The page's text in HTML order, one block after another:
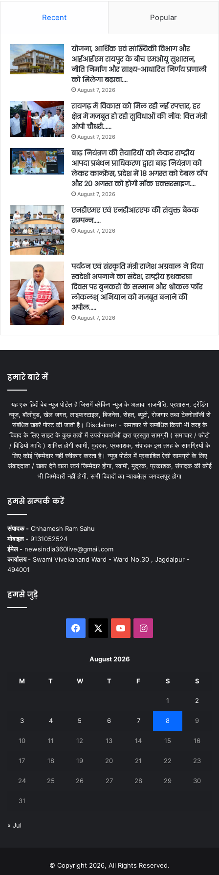
Recent Popular
योजना, आर्थिक एवं सांख्यिकी विभाग और
आईआईएम रायपुर के बीच एमओयू सुशासन,
नीति निर्माण और साक्ष्य-आधारित निर्णय प्रणाली
को मिलेगा बढ़ावा….
August 7, 2026
रायगढ़ में विकास को मिल रही नई रफ्तार, हर
क्षेत्र में मजबूत हो रही सुविधाओं की नींव: वित्त मंत्री
ओपी चौधरी……
August 7, 2026
बाढ़ नियंत्रण की तैयारियों को लेकर राष्ट्रीय
आपदा प्रबंधन प्राधिकरण द्वारा बाढ़ नियंत्रण को
लेकर कान्फ्रेंस, प्रदेश में 18 अगस्त को टेबल टॉप
और 20 अगस्त को होगी मॉक एक्सरसाइज….
August 7, 2026
एनडीएमए एवं एनडीआरएफ की संयुक्त बैठक
सम्पन्न…..
August 7, 2026
पर्यटन एवं संस्कृति मंत्री राजेश अग्रवाल ने दिया
स्वदेशी अपनाने का संदेश, राष्ट्रीय हथकरघा
दिवस पर बुनकरों के सम्मान और श्वोकल फॉर
लोकलश् अभियान को मजबूत बनाने की
अपील…..
August 7, 2026
हमारे बारे में
यह एक हिंदी वेब न्यूज़ पोर्टल है जिसमें ब्रेकिंग न्यूज़ के अलावा राजनीति, प्रशासन, ट्रेंडिंग
न्यूज, बॉलीवुड, खेल जगत, लाइफस्टाइल, बिजनेस, सेहत, ब्यूटी, रोजगार तथा टेक्नोलॉजी से
संबंधित खबरें पोस्ट की जाती है। Disclaimer - समाचार से सम्बंधित किसी भी तरह के
विवाद के लिए साइट के कुछ तत्वों में उपयोगकर्ताओं द्वारा प्रस्तुत सामग्री ( समाचार / फोटो
/ विडियो आदि ) शामिल होगी स्वामी, मुद्रक, प्रकाशक, संपादक इस तरह के सामग्रियों के
लिए कोई ज़िम्मेदार नहीं स्वीकार करता है। न्यूज़ पोर्टल में प्रकाशित ऐसी सामग्री के लिए
संवाददाता / खबर देने वाला स्वयं जिम्मेदार होगा, स्वामी, मुद्रक, प्रकाशक, संपादक की कोई
भी जिम्मेदारी नहीं होगी. सभी विवादों का न्यायक्षेत्र जगदलपुर होगा
हमसे सम्पर्क करें
संपादक - Chhamesh Ram Sahu
मोबाइल - 9131052524
ईमेल - newsindia360live@gmail.com
कार्यालय - Swami Vivekanand Ward - Ward No.30 , Jagdalpur -
494001
हमसे जुड़े
Facebook YouTubeInstagram
August 2026
M T W T F S S
1 2
3 4 5 6 7 8 9
10 11 12 13 14 15 16
17 18 19 20 21 22 23
24 25 26 27 28 29 30
31
« Jul
© Copyright 2026, All Rights Reserved.